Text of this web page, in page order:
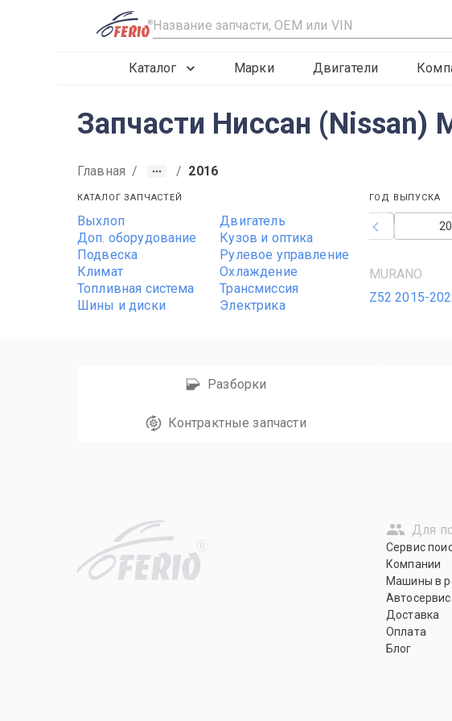
R
Каталог Марки Двигатели
Запчасти Ниссан (Nissan)
Главная / / 2016
КАТАЛОГ ЗАПЧАСТЕЙ
Выхлоп
Двигатель
Доп. оборудование
Кузов и оптика
Подвеска
Рулевое управление
Климат
Охлаждение
Топливная система
Трансмиссия
Шины и диски
Электрика
ГОД ВЫПУСКА
2016
2015
MURANO
Z52 2015-
Разборки
Контрактные запчасти
R
Для
Сервис
Компании
Машины в
Доставка
Оплата
Блог